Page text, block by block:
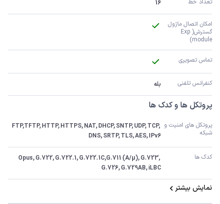
تعداد خط 16
گسترش(Exp
module)
تماس تصویری
کنفرانس تلفنی بله
پروتکل ها و کدک ها
شبکه
FTP,TFTP, HTTP, HTTPS, NAT, DHCP, SNTP, UDP, TCP,
DNS, SRTP, TLS, AES, IPv6
کدک ها
Opus, G.722, G.722.1, G.722.1C,G.711 (A/µ), G.723,
G.726, G.729AB, iLBC
نمایش بیشتر